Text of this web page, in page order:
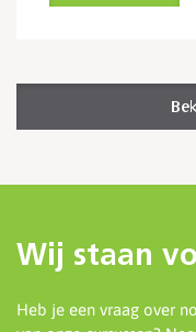
Wij staan
Heb je een vraag over